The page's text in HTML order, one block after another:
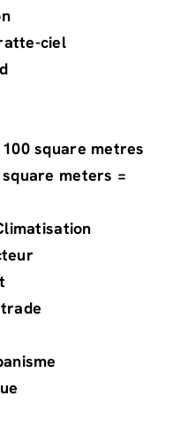
ciel
100 square metres
square meters =